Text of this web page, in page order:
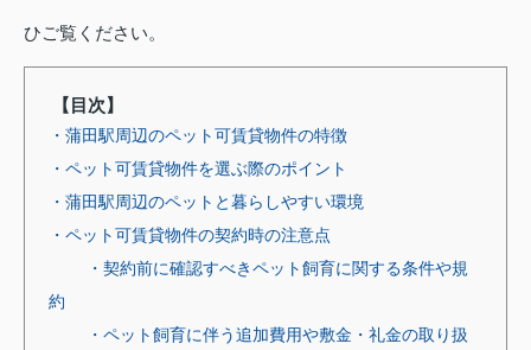
ひご覧ください。
【目次】
・蒲田駅周辺のペット可賃貸物件の特徴
・ペット可賃貸物件を選ぶ際のポイント
・蒲田駅周辺のペットと暮らしやすい環境
・ペット可賃貸物件の契約時の注意点
・契約前に確認すべきペット飼育に関する条件や規
約
・ペット飼育に伴う追加費用や敷金・礼金の取り扱